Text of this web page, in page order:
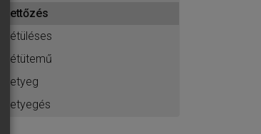
kettőzés
kétüléses
kétütemű
ketyeg
ketyegés